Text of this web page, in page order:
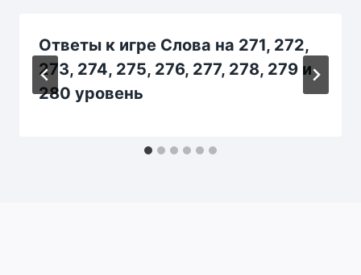
Ответы к игре Слова на 271, 272,
273, 274, 275, 276, 277, 278, 279 и
280 уровень